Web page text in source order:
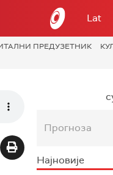
Lat
ПРЕДУЗЕТНИК
Прогноза
Најновије